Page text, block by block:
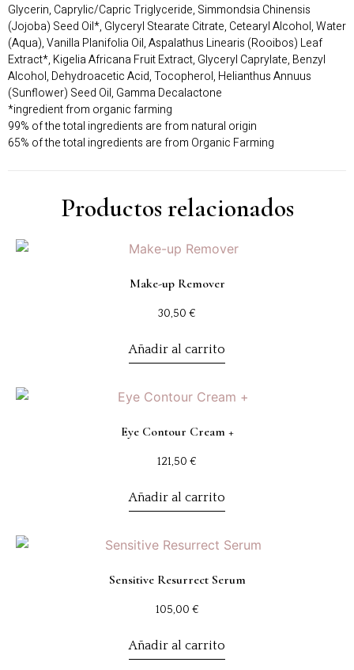
Glycerin, Caprylic/Capric Triglyceride, Simmondsia Chinensis
(Jojoba) Seed Oil*, Glyceryl Stearate Citrate, Cetearyl Alcohol, Water
(Aqua), Vanilla Planifolia Oil, Aspalathus Linearis (Rooibos) Leaf
Extract*, Kigelia Africana Fruit Extract, Glyceryl Caprylate, Benzyl
Alcohol, Dehydroacetic Acid, Tocopherol, Helianthus Annuus
(Sunflower) Seed Oil, Gamma Decalactone
*ingredient from organic farming
99% of the total ingredients are from natural origin
65% of the total ingredients are from Organic Farming
Productos relacionados
Make-up Remover
30,50 €
Añadir al carrito
Eye Contour Cream +
121,50 €
Añadir al carrito
Sensitive Resurrect Serum
105,00 €
Añadir al carrito